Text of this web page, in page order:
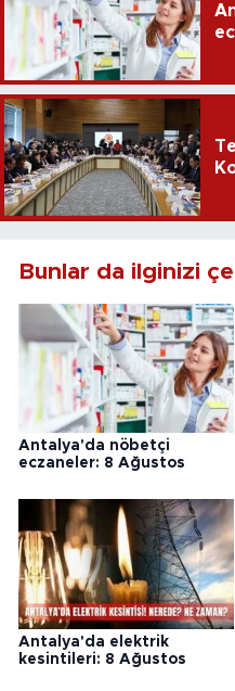
Bunlar da ilginizi
Antalya'da nöbetçi
eczaneler: 8 Ağustos
Antalya'da elektrik
kesintileri: 8 Ağustos